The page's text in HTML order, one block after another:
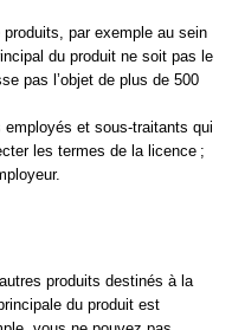
par exemple au sein
du produit ne soit pas le
pas l’objet de plus de 500
et sous-traitants qui
les termes de la licence ;
produits destinés à la
du produit est